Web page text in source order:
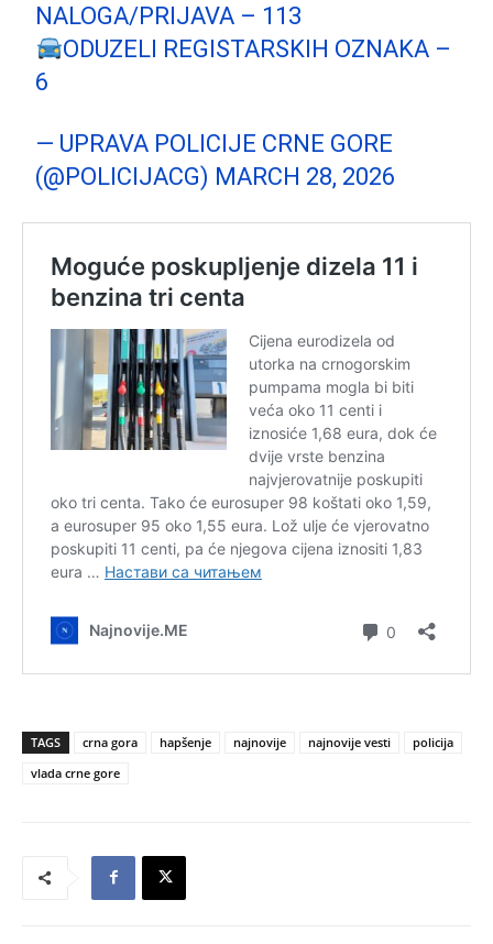
NALOGA/PRIJAVA – 113
ODUZELI REGISTARSKIH OZNAKA –
6
— UPRAVA POLICIJE CRNE GORE
(@POLICIJACG) MARCH 28, 2026
TAGS crna gora hapšenje najnovije najnovije vesti
policija
vlada crne gore